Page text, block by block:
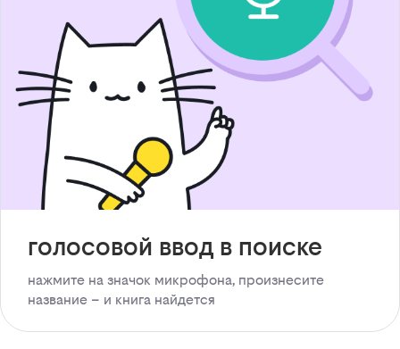
голосовой ввод в поиске
нажмите на значок микрофона, произнесите
название – и книга найдется